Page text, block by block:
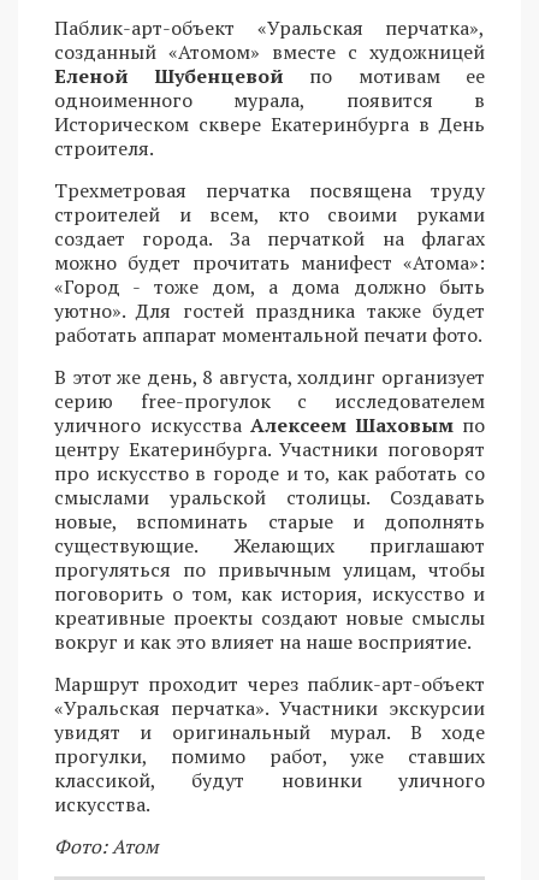
Паблик-арт-объект «Уральская перчатка»,
созданный «Атомом» вместе с художницей
Еленой Шубенцевой по мотивам ее
одноименного мурала, появится в
Историческом сквере Екатеринбурга в День
строителя.
Трехметровая перчатка посвящена труду
строителей и всем, кто своими руками
создает города. За перчаткой на флагах
можно будет прочитать манифест «Атома»:
«Город - тоже дом, а дома должно быть
уютно». Для гостей праздника также будет
работать аппарат моментальной печати фото.
В этот же день, 8 августа, холдинг организует
серию free-прогулок с исследователем
уличного искусства Алексеем Шаховым по
центру Екатеринбурга. Участники поговорят
про искусство в городе и то, как работать со
смыслами уральской столицы. Создавать
новые, вспоминать старые и дополнять
существующие. Желающих приглашают
прогуляться по привычным улицам, чтобы
поговорить о том, как история, искусство и
креативные проекты создают новые смыслы
вокруг и как это влияет на наше восприятие.
Маршрут проходит через паблик-арт-объект
«Уральская перчатка». Участники экскурсии
увидят и оригинальный мурал. В ходе
прогулки, помимо работ, уже ставших
классикой, будут новинки уличного
искусства.
Фото: Атом